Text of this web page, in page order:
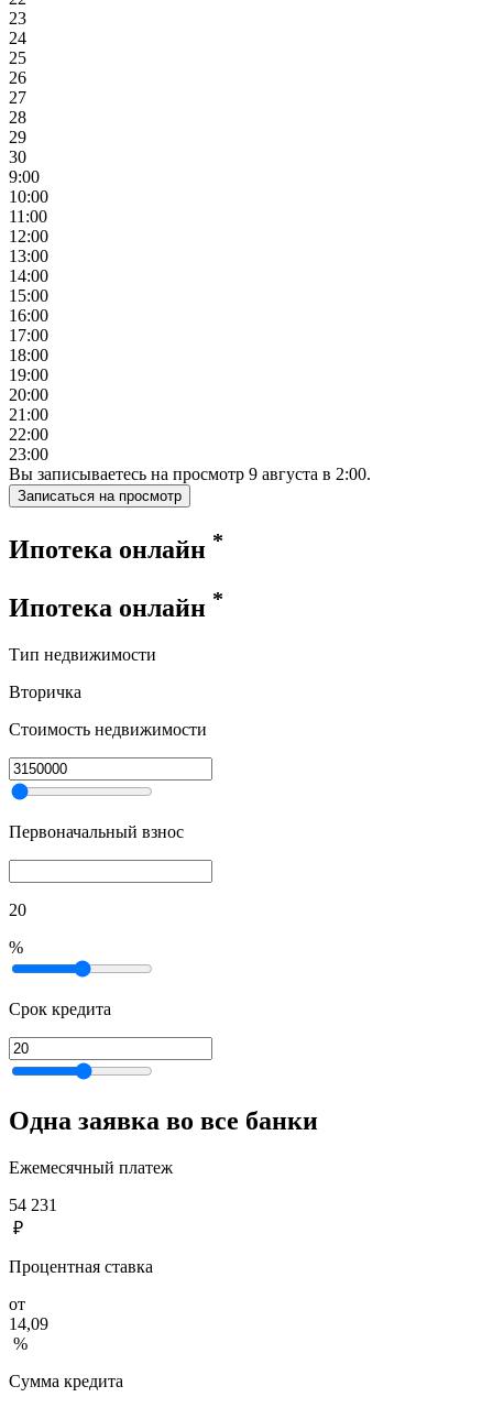
23
24
25
26
27
28
29
30
9:00
10:00
11:00
12:00
13:00
14:00
15:00
16:00
17:00
18:00
19:00
20:00
21:00
22:00
23:00
Вы записываетесь на просмотр 9 августа в 2:00.
Записаться на просмотр
Ипотека онлайн *
Ипотека онлайн *
Тип недвижимости
Вторичка
Стоимость недвижимости
Первоначальный взнос
20
%
Срок кредита
Одна заявка во все банки
Ежемесячный платеж
54 231
₽
Процентная ставка
от
14,09
%
Сумма кредита